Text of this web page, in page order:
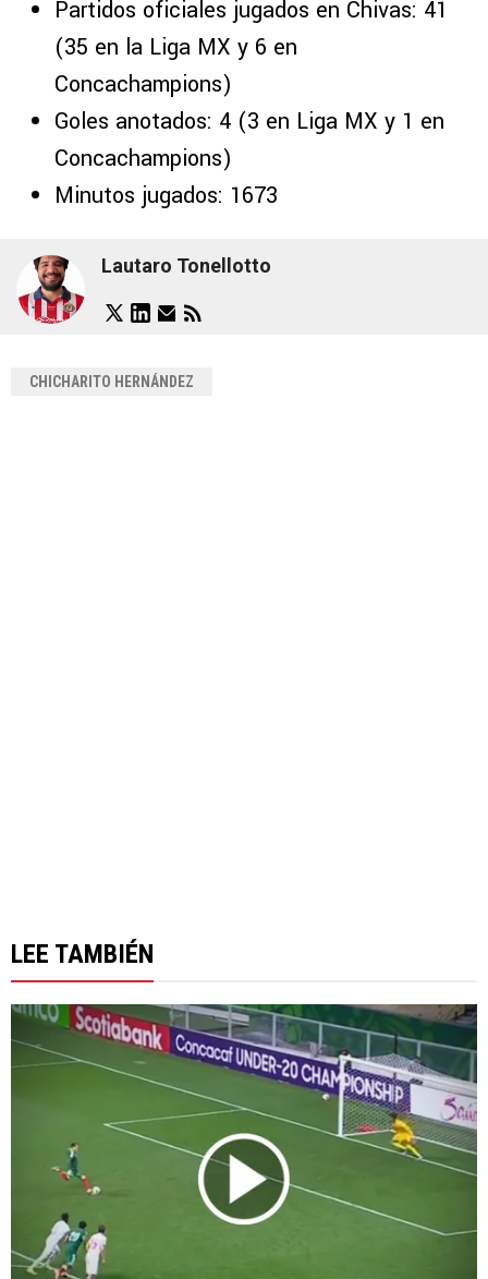
Partidos oficiales jugados en Chivas: 41
(35 en la Liga MX y 6 en
Concachampions)
Goles anotados: 4 (3 en Liga MX y 1 en
Concachampions)
Minutos jugados: 1673
Lautaro Tonellotto
CHICHARITO HERNÁNDEZ
LEE TAMBIÉN